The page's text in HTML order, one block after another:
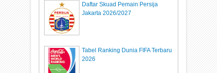
Daftar Skuad Pemain Persija
Jakarta 2026/2027
Tabel Ranking Dunia FIFA Terbaru
2026